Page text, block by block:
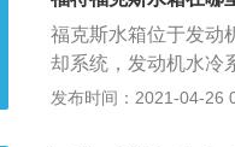
摄氏度时仍然不结冰
发动机；4、启动发
液到膨胀罐内，直至
装上盖子，确保压力
福克斯水箱位于发动
却系统，发动机水冷
分构成。汽车水箱加
发布时间：2021-04-26